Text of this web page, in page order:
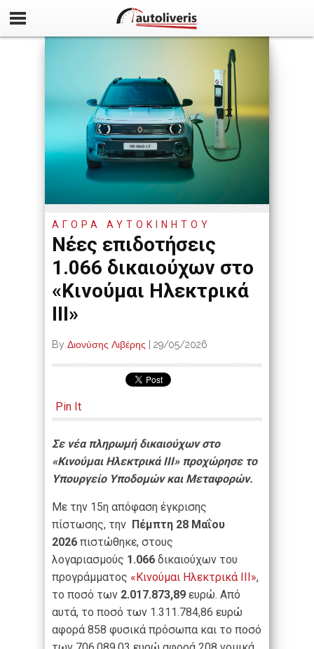
ΑΓΟΡΑ ΑΥΤΟΚΙΝΗΤΟΥ
Νέες επιδοτήσεις
1.066 δικαιούχων στο
«Κινούμαι Ηλεκτρικά
ΙΙΙ»
By Διονύσης Λιβέρης 29/05/2026
Pin It
Σε νέα πληρωμή δικαιούχων στο
«Κινούμαι Ηλεκτρικά ΙΙΙ» προχώρησε το
Υπουργείο Υποδομών και Μεταφορών.
Με την 15η απόφαση έγκρισης
πίστωσης, την Πέμπτη 28 Μαΐου
2026 πιστώθηκε, στους
λογαριασμούς 1.066 δικαιούχων του
προγράμματος «Κινούμαι Ηλεκτρικά ΙΙΙ»,
το ποσό των 2.017.873,89 ευρώ. Από
αυτά, το ποσό των 1.311.784,86 ευρώ
αφορά 858 φυσικά πρόσωπα και το ποσό